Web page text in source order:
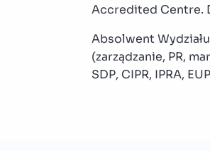
Accredited Centre.
Absolwent
(zarządzanie, PR,
SDP, CIPR, IPRA,